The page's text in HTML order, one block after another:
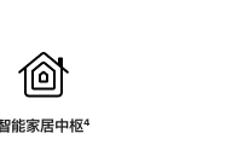
能家居中枢脚
⁴